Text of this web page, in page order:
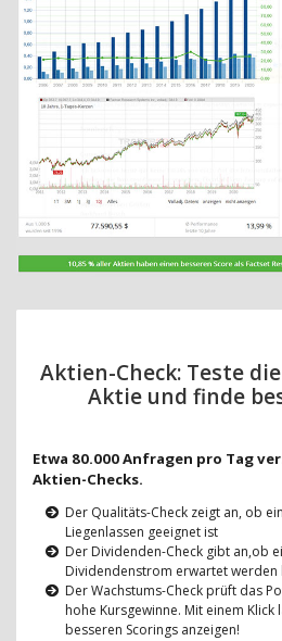
Aktien-Check: Teste
Aktie und finde
Etwa 80.000 Anfragen pro Tag
Aktien-Checks.
Der Qualitäts-Check zeigt an, ob
Liegenlassen geeignet ist
Der Dividenden-Check gibt an,ob
Dividendenstrom erwartet werden
Der Wachstums-Check prüft das
hohe Kursgewinne. Mit einem Klick
besseren Scorings anzeigen!